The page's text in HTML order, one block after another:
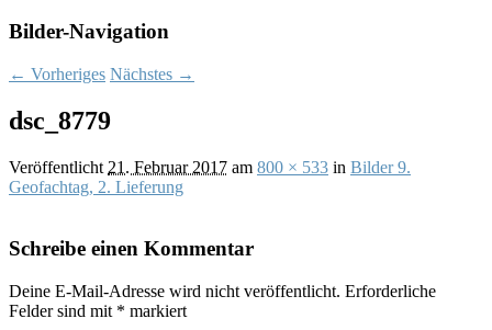
Bilder-Navigation
← Vorheriges Nächstes →
dsc_8779
Veröffentlicht 21. Februar 2017 am 800 × 533 in Bilder 9.
Geofachtag, 2. Lieferung
Schreibe einen Kommentar
Deine E-Mail-Adresse wird nicht veröffentlicht. Erforderliche
Felder sind mit * markiert